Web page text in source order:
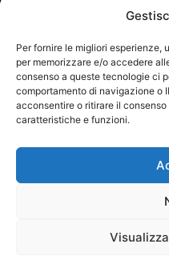
Per fornire le migliori
per memorizzare e/o accedere
consenso a queste tecnologie ci
comportamento di navigazione o
acconsentire o ritirare il
caratteristiche e funzioni.
Letta e compresa
trattamento dei miei dati per
BARBATO MOBILI SRL - P.Iva:
Web Agency: